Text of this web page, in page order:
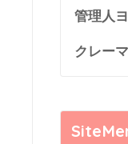
管理人
クレー